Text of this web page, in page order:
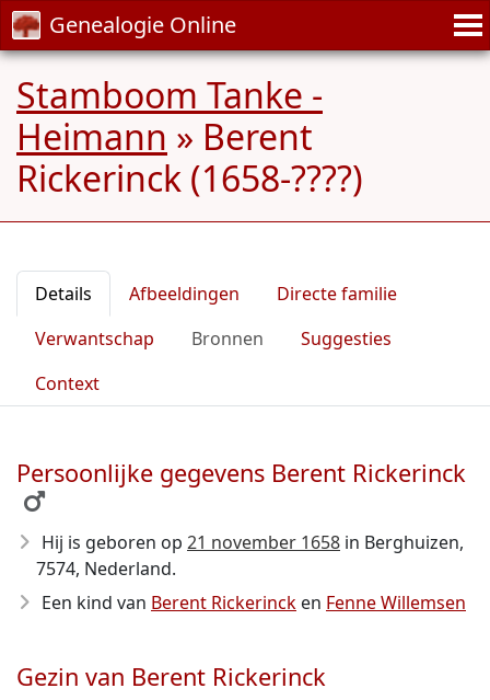
Genealogie Online
Stamboom Tanke -
Heimann » Berent
Rickerinck (1658-????)
Details Afbeeldingen
Directe familie
Verwantschap
Bronnen
Suggesties
Context
Persoonlijke gegevens Berent Rickerinck
Hij is geboren op 21 november 1658 in Berghuizen,
7574, Nederland.
Een kind van Berent Rickerinck en Fenne Willemsen
Gezin van Berent Rickerinck